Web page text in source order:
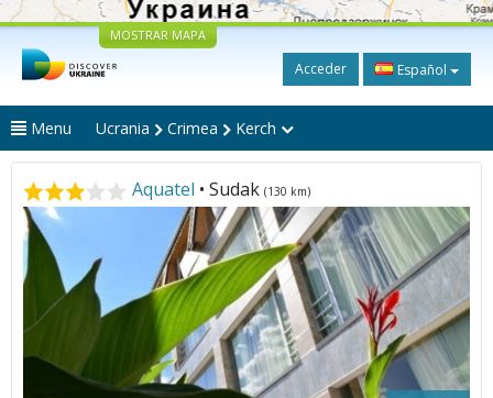
MOSTRAR MAPA
Acceder Español
Menu Ucrania Crimea Kerch
Aquatel • Sudak (130 km)